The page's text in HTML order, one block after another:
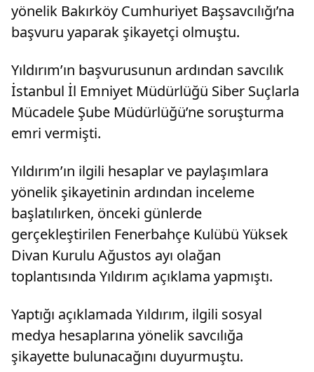
yönelik Bakırköy Cumhuriyet Başsavcılığı’na
başvuru yaparak şikayetçi olmuştu.
Yıldırım’ın başvurusunun ardından savcılık
İstanbul İl Emniyet Müdürlüğü Siber Suçlarla
Mücadele Şube Müdürlüğü’ne soruşturma
emri vermişti.
Yıldırım’ın ilgili hesaplar ve paylaşımlara
yönelik şikayetinin ardından inceleme
başlatılırken, önceki günlerde
gerçekleştirilen Fenerbahçe Kulübü Yüksek
Divan Kurulu Ağustos ayı olağan
toplantısında Yıldırım açıklama yapmıştı.
Yaptığı açıklamada Yıldırım, ilgili sosyal
medya hesaplarına yönelik savcılığa
şikayette bulunacağını duyurmuştu.